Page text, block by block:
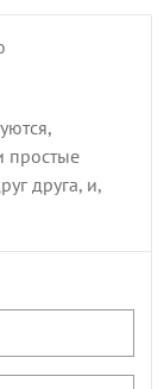
простые
друга, и,